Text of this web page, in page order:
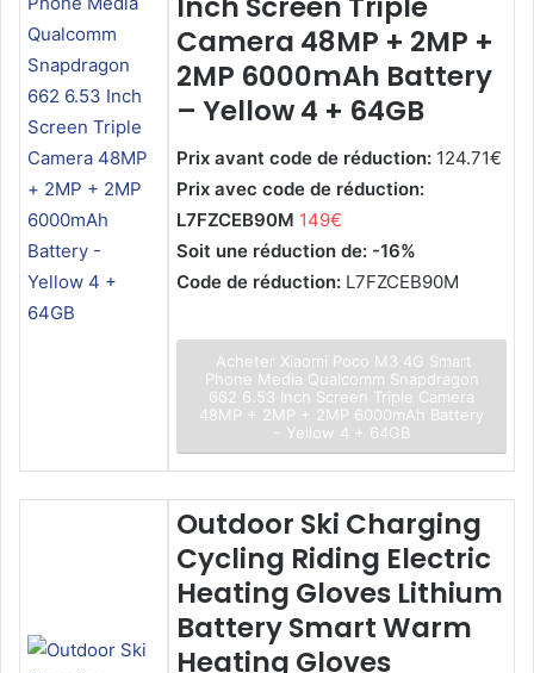
Camera 48MP + 2MP +
2MP 6000mAh Battery
– Yellow 4 + 64GB
Prix avant code de réduction: 124.71€
Prix avec code de réduction:
L7FZCEB90M 149€
Soit une réduction de: -16%
Code de réduction: L7FZCEB90M
Acheter Xiaomi Poco M3 4G Smart
Phone Media Qualcomm Snapdragon
662 6.53 Inch Screen Triple Camera
48MP + 2MP + 2MP 6000mAh Battery
– Yellow 4 + 64GB
Outdoor Ski Charging
Cycling Riding Electric
Heating Gloves Lithium
Battery Smart Warm
Heating Gloves